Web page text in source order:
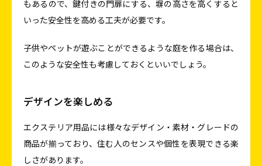
もあるので、鍵付きの門扉にする、塀の高さを高くすると
いった安全性を高める工夫が必要です。
子供やペットが遊ぶことができるような庭を作る場合は、
このような安全性も考慮しておくといいでしょう。
デザインを楽しめる
エクステリア用品には様々なデザイン・素材・グレードの
商品が揃っており、住む人のセンスや個性を表現できる楽
しさがあります。